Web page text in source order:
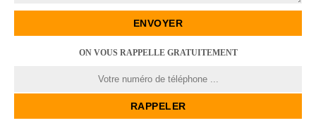
ON VOUS RAPPELLE GRATUITEMENT